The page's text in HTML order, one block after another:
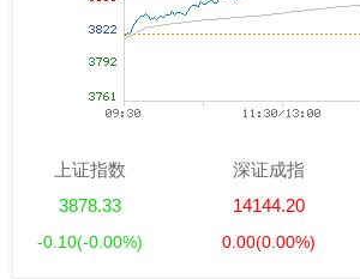
上证指数
3878.33
-0.10(-0.00%)
深证成指
14144.20
0.00(0.00%)